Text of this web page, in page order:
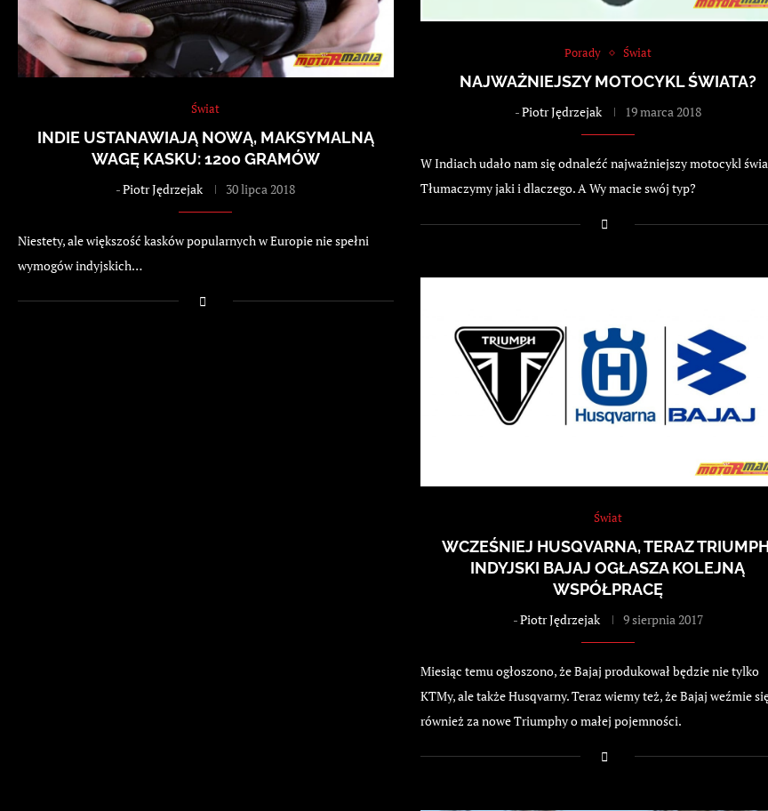
Świat
INDIE USTANAWIAJĄ NOWĄ, MAKSYMALNĄ
WAGĘ KASKU: 1200 GRAMÓW
-Piotr Jędrzejak 30 lipca 2018
Niestety, ale większość kasków popularnych w Europie nie spełni
wymogów indyjskich…
Porady Świat
NAJWAŻNIEJSZY MOTOCYKL ŚWIATA?
-Piotr Jędrzejak 19 marca 2018
W Indiach udało nam się odnaleźć najważniejszy motocykl
Tłumaczymy jaki i dlaczego. A Wy macie swój typ?
Świat
WCZEŚNIEJ HUSQVARNA, TERAZ
INDYJSKI BAJAJ OGŁASZA KOLEJNĄ
WSPÓŁPRACĘ
-Piotr Jędrzejak 9 sierpnia 2017
Miesiąc temu ogłoszono, że Bajaj produkował będzie nie tylko
KTMy, ale także Husqvarny. Teraz wiemy też, że Bajaj weźmie
również za nowe Triumphy o małej pojemności.